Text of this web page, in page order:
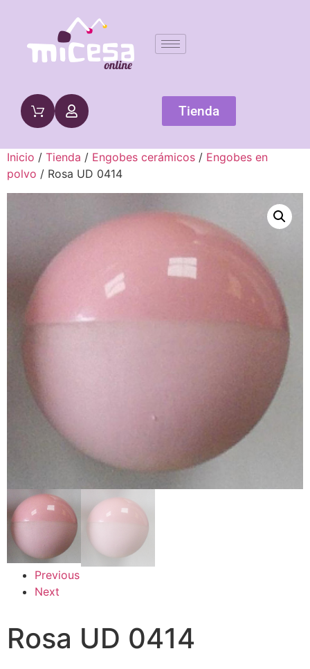
Tienda
Inicio / Tienda / Engobes cerámicos / Engobes en
polvo / Rosa UD 0414
Previous
Next
Rosa UD 0414